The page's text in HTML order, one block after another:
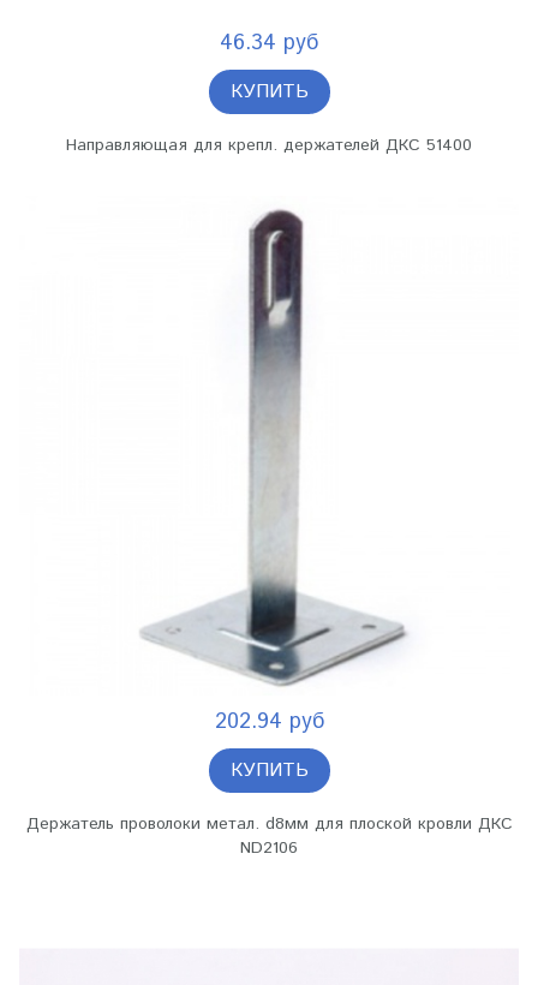
46.34 руб
КУПИТЬ
Направляющая для крепл. держателей ДКС 51400
202.94 руб
КУПИТЬ
Держатель проволоки метал. d8мм для плоской кровли ДКС
ND2106